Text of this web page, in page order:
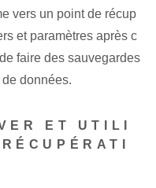
vers un point de récup
⁢et ⁢paramètres après c
faire des sauvegardes
données.
ET UTILI